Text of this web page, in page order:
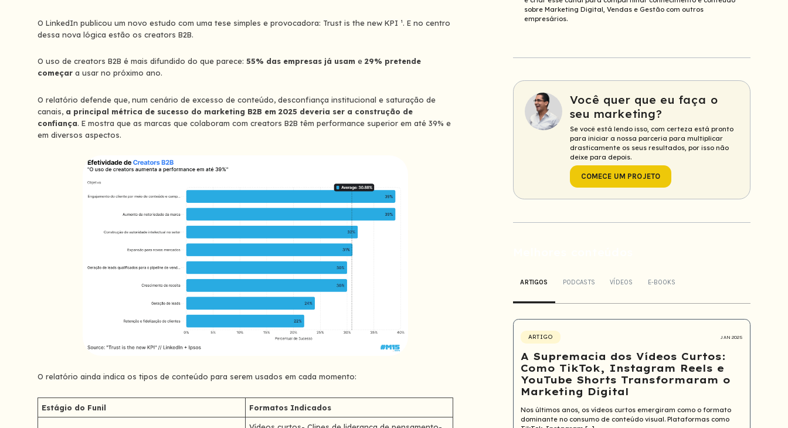
O LinkedIn publicou um novo estudo com uma tese simples e provocadora: Trust is the new KPI ¹. E no centro
dessa nova lógica estão os creators B2B.
O uso de creators B2B é mais difundido do que parece: 55% das empresas já usam e 29% pretende
começar a usar no próximo ano.
O relatório defende que, num cenário de excesso de conteúdo, desconfiança institucional e saturação de
canais, a principal métrica de sucesso do marketing B2B em 2025 deveria ser a construção de
confiança. E mostra que as marcas que colaboram com creators B2B têm performance superior em até 39% e
em diversos aspectos.
O relatório ainda indica os tipos de conteúdo para serem usados em cada momento:
Estágio do Funil Formatos Indicados
sobre Marketing Digital, Vendas e Gestão com outros
empresários.
Você quer que eu faça o
seu marketing?
Se você está lendo isso, com certeza está pronto
para iniciar a nossa parceria para multiplicar
drasticamente os seus resultados, por isso não
deixe para depois.
COMECE UM PROJETO
ARTIGOS PODCASTS VÍDEOS E-BOOKS
ARTIGO JAN 2025
A Supremacia dos Vídeos Curtos:
Como TikTok, Instagram Reels e
YouTube Shorts Transformaram o
Marketing Digital
Nos últimos anos, os vídeos curtos emergiram como o formato
dominante no consumo de conteúdo visual. Plataformas como